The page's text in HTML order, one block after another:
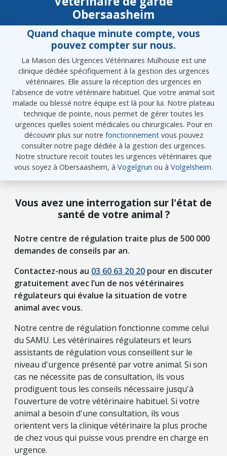
Obersaasheim
Quand chaque minute compte, vous
pouvez compter sur nous.
La Maison des Urgences Vétérinaires Mulhouse est une
clinique dédiée spécifiquement à la gestion des urgences
vétérinaires. Elle assure la réception des urgences en
l'absence de votre vétérinaire habituel. Que votre animal soit
malade ou blessé notre équipe est là pour lui. Notre plateau
technique de pointe, nous permet de gérer toutes les
urgences quelles soient médicales ou chirurgicales. Pour en
découvrir plus sur notre fonctionnementvous pouvez
consulter notre page dédiée à la gestion des urgences.
Notre structure recoit toutes les urgences vétérinaires que
vous soyez à Obersaasheim, à Vogelgrun ou à Volgelsheim.
Vous avez une interrogation sur l'état de
santé de votre animal ?
Notre centre de régulation traite plus de 500 000
demandes de conseils par an.
Contactez-nous au 03 60 63 20 20 pour en discuter
gratuitement avec l’un de nos vétérinaires
régulateurs qui évalue la situation de votre
animal avec vous.
Notre centre de régulation fonctionne comme celui
du SAMU. Les vétérinaires régulateurs et leurs
assistants de régulation vous conseillent sur le
niveau d'urgence présenté par votre animal. Si son
cas ne nécessite pas de consultation, ils vous
prodiguent tous les conseils nécessaire jusqu'à
l'ouverture de votre vétérinaire habituel. Si votre
animal a besoin d'une consultation, ils vous
orientent vers la clinique vétérinaire la plus proche
de chez vous qui puisse vous prendre en charge en
urgence.